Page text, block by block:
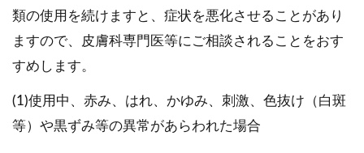
類の使用を続けますと、症状を悪化させることがあり
ますので、皮膚科専門医等にご相談されることをおす
すめします。
(1)使用中、赤み、はれ、かゆみ、刺激、色抜け（白斑
等）や黒ずみ等の異常があらわれた場合